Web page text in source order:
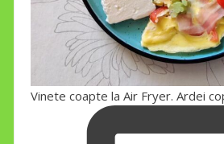
Vinete coapte la Air Fryer. Ardei